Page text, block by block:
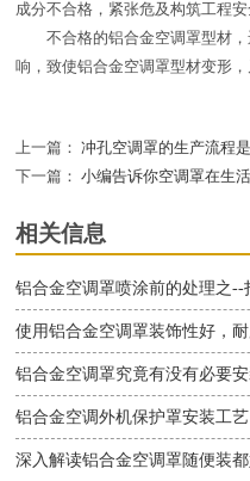
成分不合格，紧张危及构筑工程安
不合格的铝合金空调罩型材，
响，致使铝合金空调罩型材变形
上一篇： 冲孔空调罩的生产流程
下一篇： 小编告诉你空调罩在生
相关信息
铝合金空调罩喷涂前的处理之--
使用铝合金空调罩装饰性好，
铝合金空调罩究竟有没有必要
铝合金空调外机保护罩安装工艺
深入解读铝合金空调罩随便装